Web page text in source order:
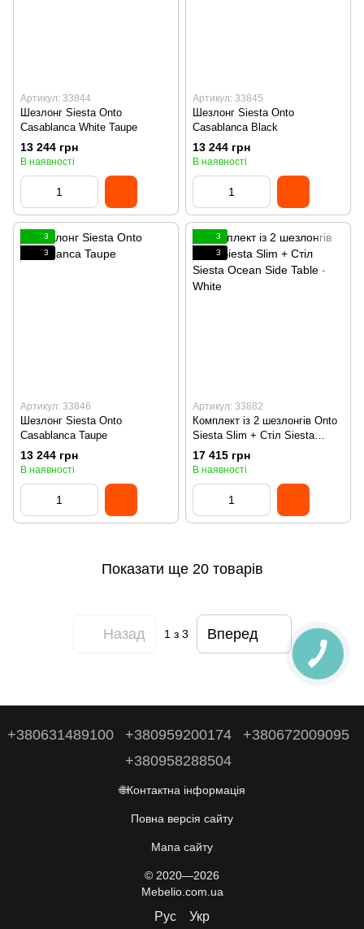
Артикул: 33844
Шезлонг Siesta Onto
Casablanca White Taupe
13 244 грн
В наявності
Артикул: 33845
Шезлонг Siesta Onto
Casablanca Black
13 244 грн
В наявності
3
3
Артикул: 33846
Шезлонг Siesta Onto
Casablanca Taupe
13 244 грн
В наявності
3
3
Артикул: 33882
Комплект із 2 шезлонгів Onto
Siesta Slim + Стіл Siesta
Ocean Side Table - White
17 415 грн
В наявності
Показати ще 20 товарів
Назад 1з 3 Вперед
+380631489100 +380959200174
+380672009095
+380958288504
🌐Контактна інформація
Повна версія сайту
Мапа сайту
© 2020—2026
Mebelio.com.ua
Рус Укр